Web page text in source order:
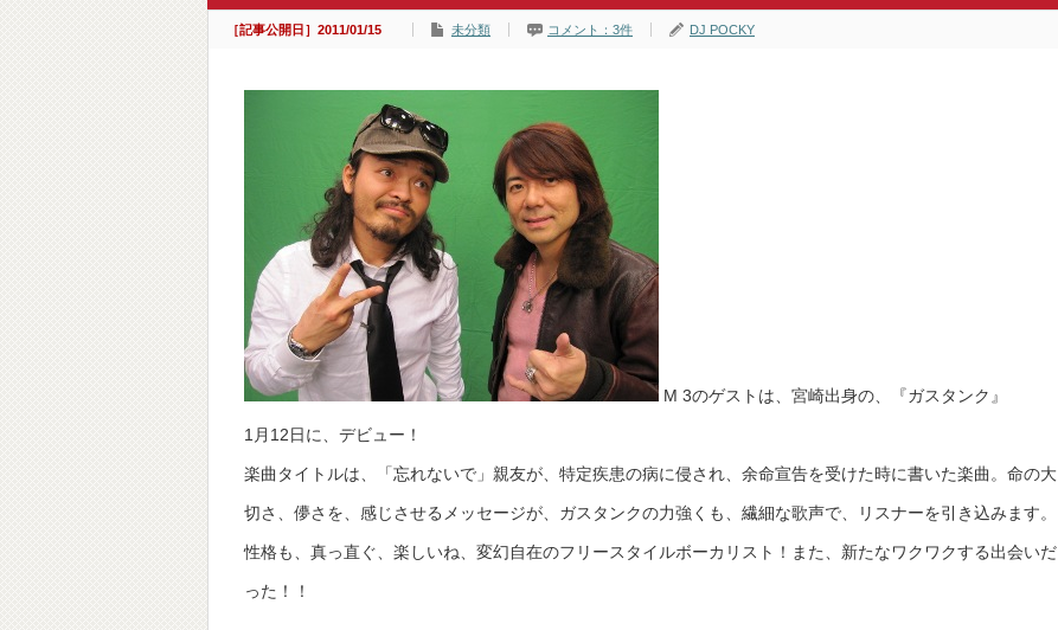
［記事公開日］2011/01/15 未分類 コメント：3件 DJ POCKY
M 3のゲストは、宮崎出身の、『ガスタンク』
1月12日に、デビュー！
楽曲タイトルは、「忘れないで」親友が、特定疾患の病に侵され、余命宣告を受けた時に書いた楽曲。命の大
切さ、儚さを、感じさせるメッセージが、ガスタンクの力強くも、繊細な歌声で、リスナーを引き込みます。
性格も、真っ直ぐ、楽しいね、変幻自在のフリースタイルボーカリスト！また、新たなワクワクする出会いだ
った！！